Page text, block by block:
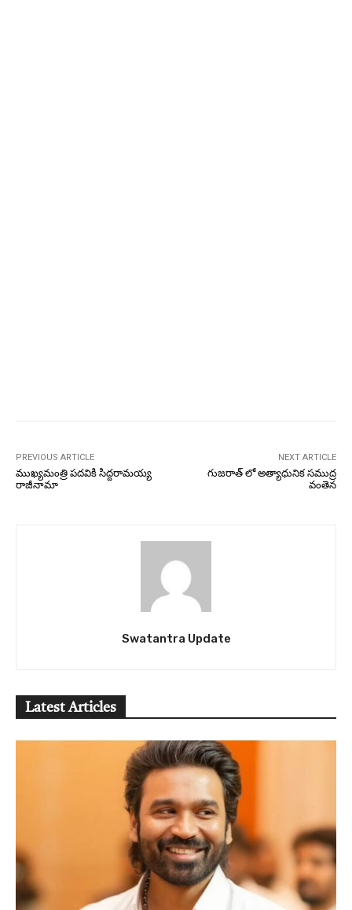
PREVIOUS ARTICLE
ముఖ్యమంత్రి పదవికి సిద్దరామయ్య
రాజీనామా
NEXT ARTICLE
గుజరాత్ లో అత్యాధునిక సముద్ర
వంతెన
Swatantra Update
Latest Articles